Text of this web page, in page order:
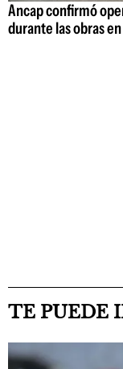
Ancap confirmó
durante las obras
TE PUEDE